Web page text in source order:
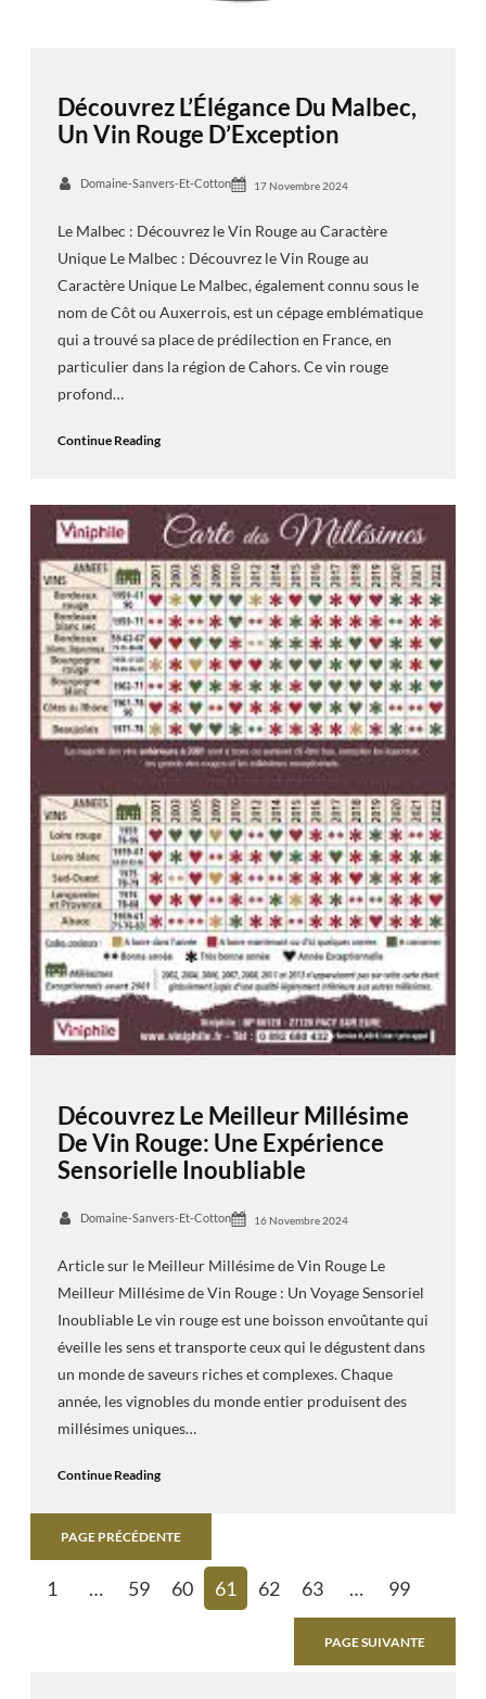
Découvrez L’Élégance Du Malbec,
Un Vin Rouge D’Exception
Domaine-Sanvers-Et-Cotton 17 Novembre 2024
Le Malbec : Découvrez le Vin Rouge au Caractère
Unique Le Malbec : Découvrez le Vin Rouge au
Caractère Unique Le Malbec, également connu sous le
nom de Côt ou Auxerrois, est un cépage emblématique
qui a trouvé sa place de prédilection en France, en
particulier dans la région de Cahors. Ce vin rouge
profond…
Continue Reading
Découvrez Le Meilleur Millésime
De Vin Rouge: Une Expérience
Sensorielle Inoubliable
Domaine-Sanvers-Et-Cotton 16 Novembre 2024
Article sur le Meilleur Millésime de Vin Rouge Le
Meilleur Millésime de Vin Rouge : Un Voyage Sensoriel
Inoubliable Le vin rouge est une boisson envoûtante qui
éveille les sens et transporte ceux qui le dégustent dans
un monde de saveurs riches et complexes. Chaque
année, les vignobles du monde entier produisent des
millésimes uniques…
Continue Reading
PAGE PRÉCÉDENTE
1 … 59 60 61 62 63 … 99
PAGE SUIVANTE